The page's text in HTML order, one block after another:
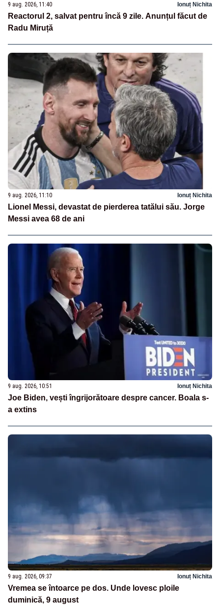
9 aug. 2026, 11:40 Ionuț Nichita
Reactorul 2, salvat pentru încă 9 zile. Anunțul făcut de
Radu Miruță
9 aug. 2026, 11:10 Ionuț Nichita
Lionel Messi, devastat de pierderea tatălui său. Jorge
Messi avea 68 de ani
9 aug. 2026, 10:51 Ionuț Nichita
Joe Biden, vești îngrijorătoare despre cancer. Boala s-
a extins
9 aug. 2026, 09:37 Ionuț Nichita
Vremea se întoarce pe dos. Unde lovesc ploile
duminică, 9 august